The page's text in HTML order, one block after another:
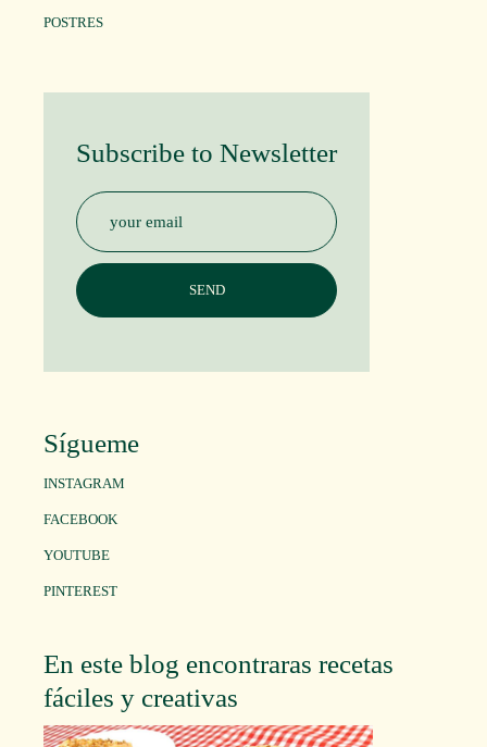
POSTRES
Subscribe to Newsletter
Sígueme
INSTAGRAM
FACEBOOK
YOUTUBE
PINTEREST
En este blog encontraras recetas
fáciles y creativas